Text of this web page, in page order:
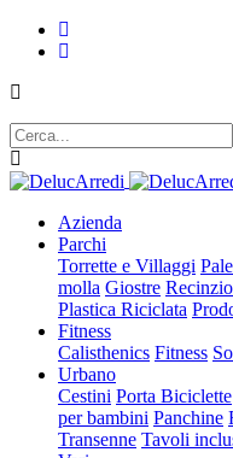
Azienda
Parchi
Torrette e Villaggi
molla Giostre
Plastica Riciclata
Fitness
Calisthenics Fitness
Urbano
Cestini Porta Biciclette
per bambini Panchine
Transenne Tavoli